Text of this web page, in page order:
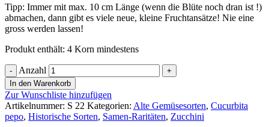
Tipp: Immer mit max. 10 cm Länge (wenn die Blüte noch dran ist !)
abmachen, dann gibt es viele neue, kleine Fruchtansätze! Nie eine
gross werden lassen!
Produkt enthält: 4 Korn mindestens
Anzahl
In den Warenkorb
Zur Wunschliste hinzufügen
Artikelnummer: S 22 Kategorien: Alte Gemüsesorten, Cucurbita
pepo, Historische Sorten, Samen-Raritäten, Zucchini